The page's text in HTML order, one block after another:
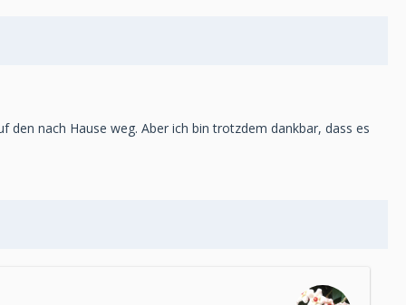
nach Hause weg. Aber ich bin trotzdem dankbar, dass es